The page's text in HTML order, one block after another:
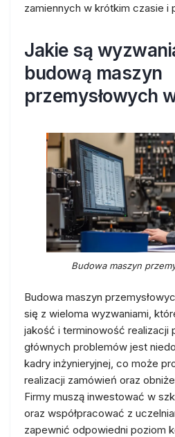
zamiennych w krótkim czasie i
Jakie są
budową maszyn
przemysłowych
Budowa maszyn
Budowa maszyn
się z wieloma wyzwaniami,
jakość i terminowość realizacji
głównych problemów jest
kadry inżynieryjnej, co może
realizacji zamówień oraz
Firmy muszą inwestować w
oraz współpracować z
zapewnić odpowiedni poziom